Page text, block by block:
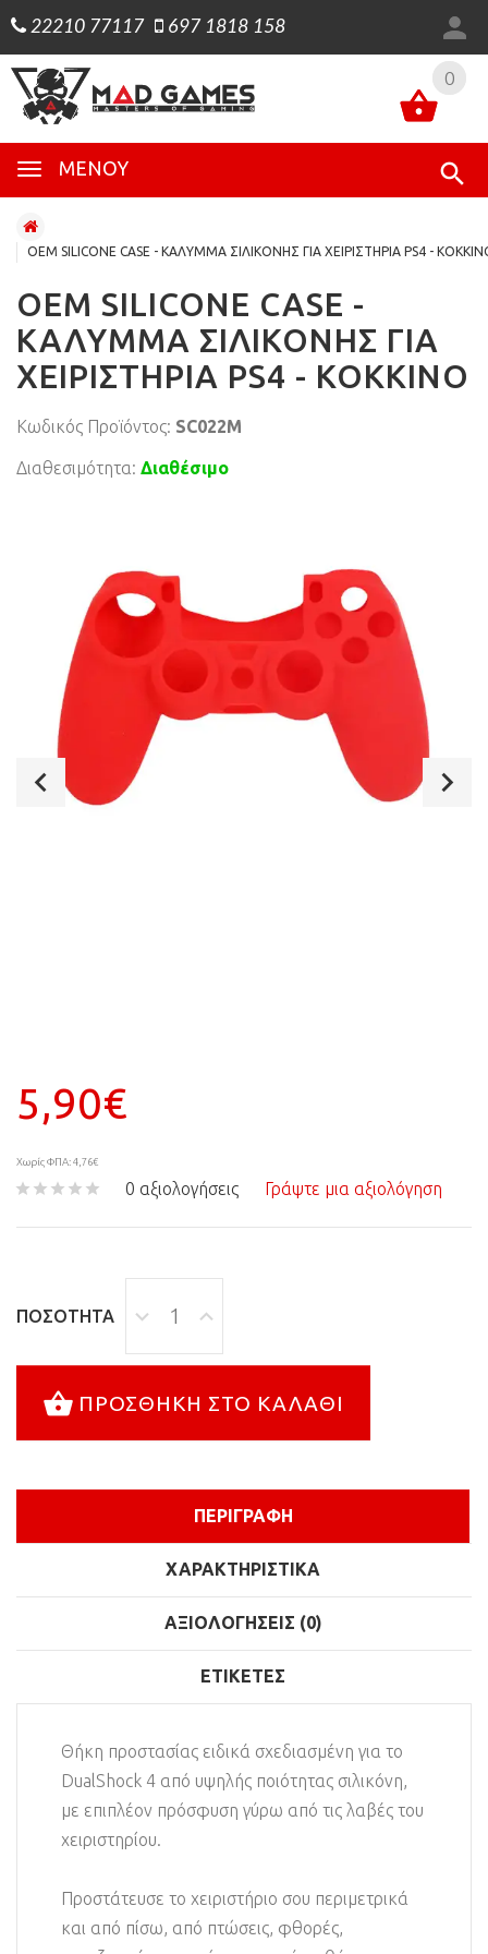
22210 77117 697 1818 158
0
ΜΕΝΟΎ
0
OEM SILICONE CASE - ΚΑΛΥΜΜΑ ΣΙΛΙΚΟΝΗΣ ΓΙΑ ΧΕΙΡΙΣΤΗΡΙΑ PS4 -
OEM SILICONE CASE -
ΚΑΛΥΜΜΑ ΣΙΛΙΚΟΝΗΣ ΓΙΑ
ΧΕΙΡΙΣΤΗΡΙΑ PS4 - ΚΟΚΚΙΝΟ
Κωδικός Προϊόντος: SC022M
Διαθεσιμότητα: Διαθέσιμο
5,90€
Χωρίς ΦΠΑ: 4,76€
0 αξιολογήσεις Γράψτε μια αξιολόγηση
ΠΟΣΌΤΗΤΑ
ΠΡΟΣΘΉΚΗ ΣΤΟ ΚΑΛΆΘΙ
ΠΕΡΙΓΡΑΦΉ
ΧΑΡΑΚΤΗΡΙΣΤΙΚΆ
ΑΞΙΟΛΟΓΉΣΕΙΣ (0)
ΕΤΙΚΈΤΕΣ
Θήκη προστασίας ειδικά σχεδιασμένη για το
DualShock 4 από υψηλής ποιότητας σιλικόνη,
με επιπλέον πρόσφυση γύρω από τις λαβές του
χειριστηρίου.
Προστάτευσε το χειριστήριο σου περιμετρικά
και από πίσω, από πτώσεις, φθορές,